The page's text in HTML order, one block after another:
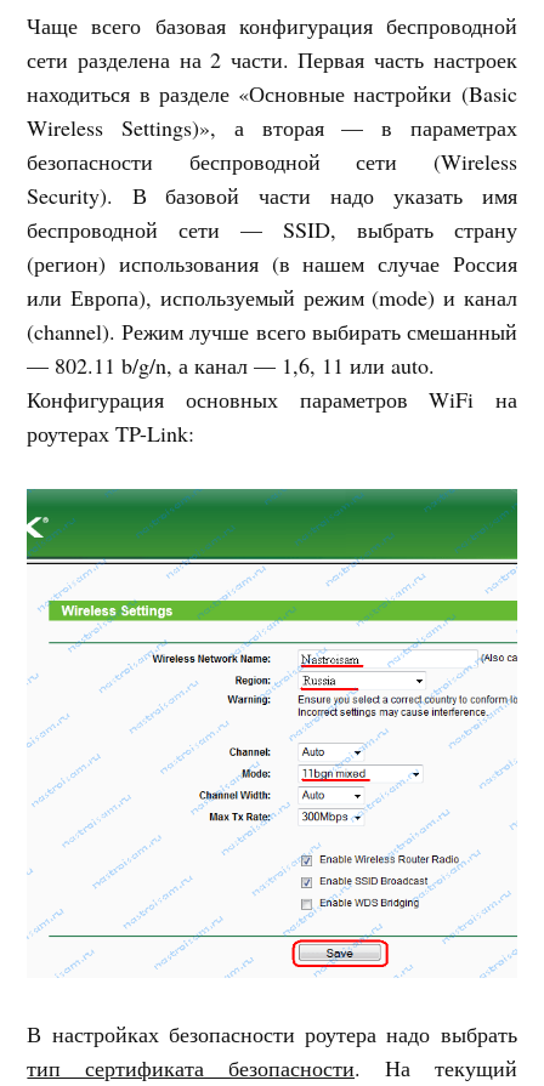
Чаще всего базовая конфигурация беспроводной
сети разделена на 2 части. Первая часть настроек
находиться в разделе «Основные настройки (Basic
Wireless Settings)», а вторая — в параметрах
безопасности беспроводной сети (Wireless
Security). В базовой части надо указать имя
беспроводной сети — SSID, выбрать страну
(регион) использования (в нашем случае Россия
или Европа), используемый режим (mode) и канал
(channel). Режим лучше всего выбирать смешанный
— 802.11 b/g/n, а канал — 1,6, 11 или auto.
Конфигурация основных параметров WiFi на
роутерах TP-Link:
В настройках безопасности роутера надо выбрать
тип сертификата безопасности. На текущий